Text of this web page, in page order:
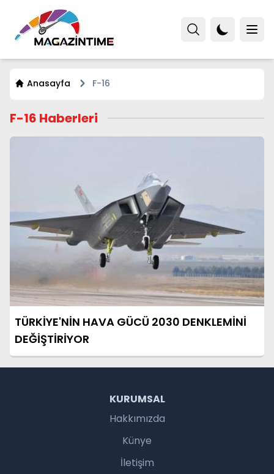
Anasayfa F-16
F-16 Haberleri
TÜRKİYE'NİN HAVA GÜCÜ 2030 DENKLEMİNİ
DEĞİŞTİRİYOR
KURUMSAL
Hakkımızda
Künye
İletişim